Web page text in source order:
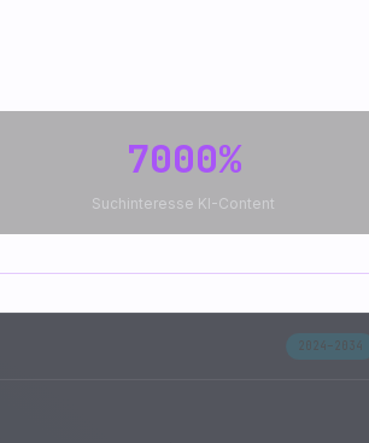
7000%
Suchinteresse KI-Content
2024–2034